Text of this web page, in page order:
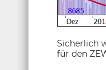
Sicherlich
für den